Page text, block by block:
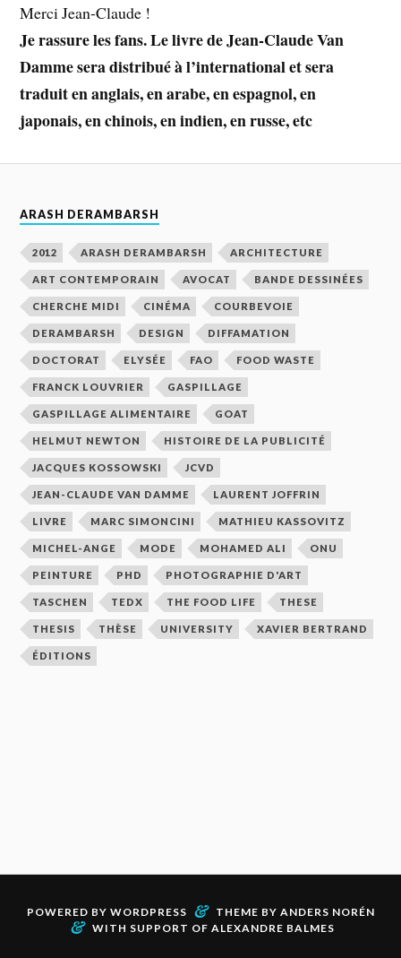
Merci Jean-Claude !
Je rassure les fans. Le livre de Jean-Claude Van
Damme sera distribué à l’international et sera
traduit en anglais, en arabe, en espagnol, en
japonais, en chinois, en indien, en russe, etc
ARASH DERAMBARSH
2012 ARASH DERAMBARSH ARCHITECTURE
ART CONTEMPORAIN AVOCAT BANDE DESSINÉES
CHERCHE MIDI CINÉMA COURBEVOIE
DERAMBARSH DESIGN DIFFAMATION
DOCTORAT ELYSÉE FAO FOOD WASTE
FRANCK LOUVRIER GASPILLAGE
GASPILLAGE ALIMENTAIRE GOAT
HELMUT NEWTON HISTOIRE DE LA PUBLICITÉ
JACQUES KOSSOWSKI JCVD
JEAN-CLAUDE VAN DAMME LAURENT JOFFRIN
LIVRE MARC SIMONCINI MATHIEU KASSOVITZ
MICHEL-ANGE MODE MOHAMED ALI ONU
PEINTURE PHD PHOTOGRAPHIE D'ART
TASCHEN TEDX THE FOOD LIFE THESE
THESIS THÈSE UNIVERSITY XAVIER BERTRAND
ÉDITIONS
POWERED BY WORDPRESS & THEME BY ANDERS NORÉN
& WITH SUPPORT OF ALEXANDRE BALMES